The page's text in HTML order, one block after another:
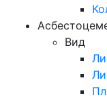
Вид